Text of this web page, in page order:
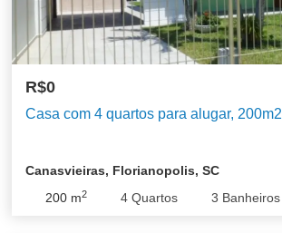
R$0
Casa com 4 quartos para alugar, 200m2
Canasvieiras, Florianopolis, SC
200 m2 4 Quartos 3 Banheiros